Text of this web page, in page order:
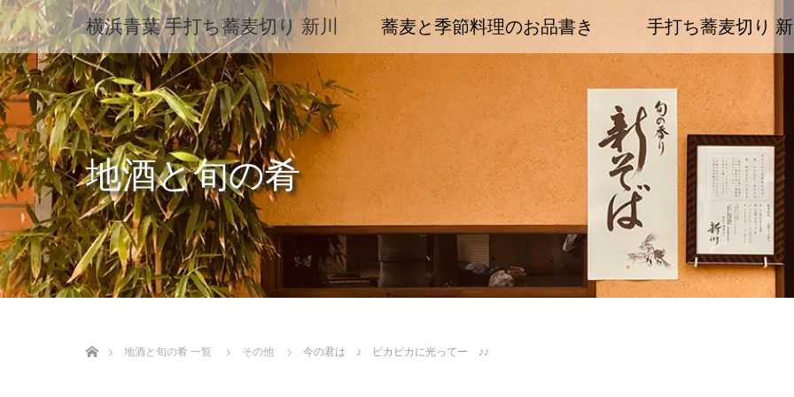
横浜青葉 手打ち蕎麦切り 新川 蕎麦と季節料理のお品書き 手打ち蕎麦切り
地酒と旬の肴
地酒と旬の肴 一覧
その他 今の君は ♪ ピカピカに光ってー ♪♪